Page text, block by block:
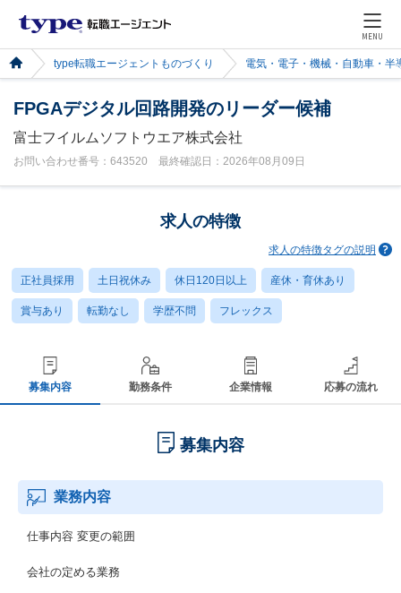
MENU
type転職エージェントものづくり 電気・電子・機械・自動車・半
FPGAデジタル回路開発のリーダー候補
富士フイルムソフトウエア株式会社
お問い合わせ番号：643520 最終確認日：2026年08月09日
求人の特徴
求人の特徴タグの説明
正社員採用 土日祝休み 休日120日以上 産休・育休あり
賞与あり 転勤なし 学歴不問 フレックス
募集内容 勤務条件 企業情報 応募の流れ
募集内容
業務内容
仕事内容 変更の範囲
会社の定める業務